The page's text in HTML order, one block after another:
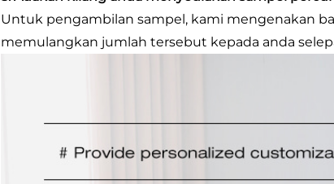
Untuk pengambilan sampel, kami mengenakan
memulangkan jumlah tersebut kepada anda